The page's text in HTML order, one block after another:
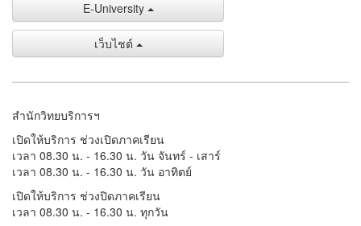
E-University
เว็บไชต์
สำนักวิทยบริการฯ
เปิดให้บริการ ช่วงเปิดภาคเรียน
เวลา 08.30 น. - 16.30 น. วัน จันทร์ - เสาร์
เวลา 08.30 น. - 16.30 น. วัน อาทิตย์
เปิดให้บริการ ช่วงปิดภาคเรียน
เวลา 08.30 น. - 16.30 น. ทุกวัน